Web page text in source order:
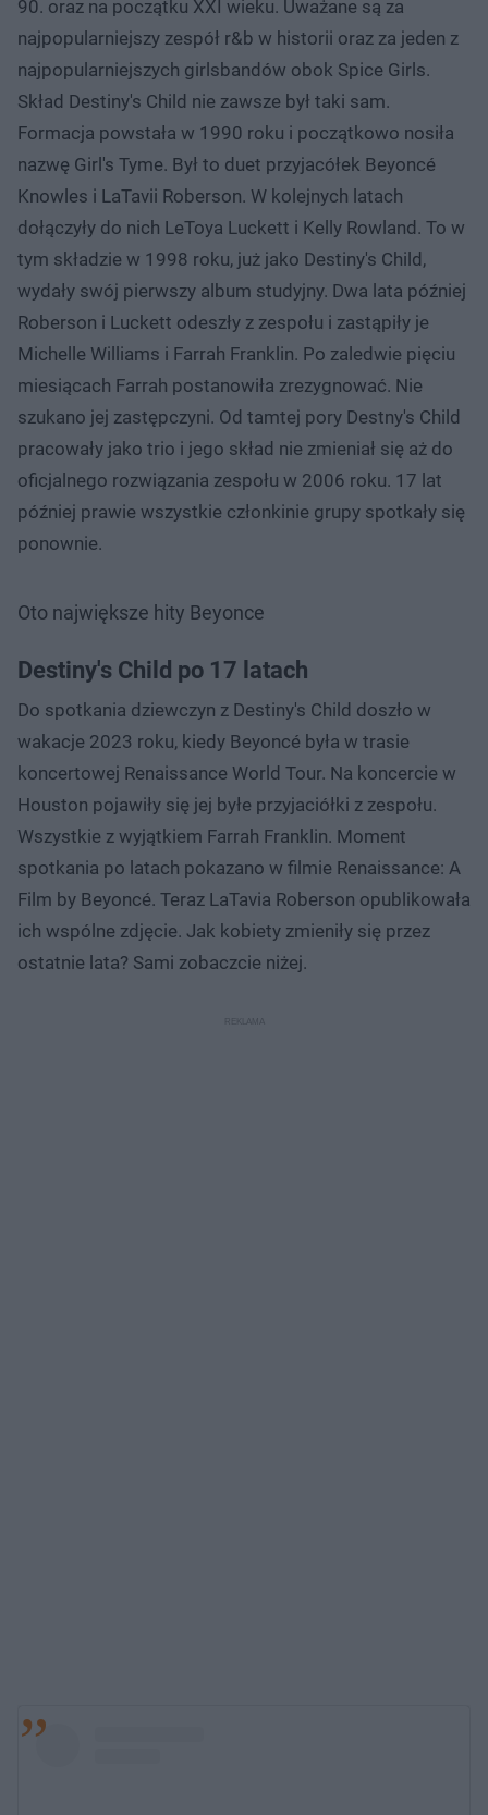
90. oraz na początku XXI wieku. Uważane są za
najpopularniejszy zespół r&b w historii oraz za jeden z
najpopularniejszych girlsbandów obok Spice Girls.
Skład Destiny's Child nie zawsze był taki sam.
Formacja powstała w 1990 roku i początkowo nosiła
nazwę Girl's Tyme. Był to duet przyjacółek Beyoncé
Knowles i LaTavii Roberson. W kolejnych latach
dołączyły do nich LeToya Luckett i Kelly Rowland. To w
tym składzie w 1998 roku, już jako Destiny's Child,
wydały swój pierwszy album studyjny. Dwa lata później
Roberson i Luckett odeszły z zespołu i zastąpiły je
Michelle Williams i Farrah Franklin. Po zaledwie pięciu
miesiącach Farrah postanowiła zrezygnować. Nie
szukano jej zastępczyni. Od tamtej pory Destny's Child
pracowały jako trio i jego skład nie zmieniał się aż do
oficjalnego rozwiązania zespołu w 2006 roku. 17 lat
później prawie wszystkie członkinie grupy spotkały się
ponownie.
Oto największe hity Beyonce
Destiny's Child po 17 latach
Do spotkania dziewczyn z Destiny's Child doszło w
wakacje 2023 roku, kiedy Beyoncé była w trasie
koncertowej Renaissance World Tour. Na koncercie w
Houston pojawiły się jej byłe przyjaciółki z zespołu.
Wszystkie z wyjątkiem Farrah Franklin. Moment
spotkania po latach pokazano w filmie Renaissance: A
Film by Beyoncé. Teraz LaTavia Roberson opublikowała
ich wspólne zdjęcie. Jak kobiety zmieniły się przez
ostatnie lata? Sami zobaczcie niżej.